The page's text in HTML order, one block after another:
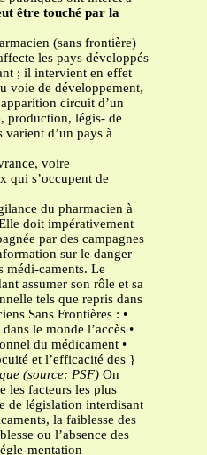
être touché par la
(sans frontière)
les pays développés
; il intervient en effet
voie de développement,
circuit d’un
production, légis- de
varient d’un pays à
voire
qui s’occupent de
du pharmacien à
doit impérativement
par des campagnes
sur le danger
médi-caments. Le
assumer son rôle et sa
tels que repris dans
Sans Frontières : •
le monde l’accès •
du médicament •
et l’efficacité des }
(source: PSF) On
les facteurs les plus
de législation interdisant
la faiblesse des
ou l’absence des
mentation